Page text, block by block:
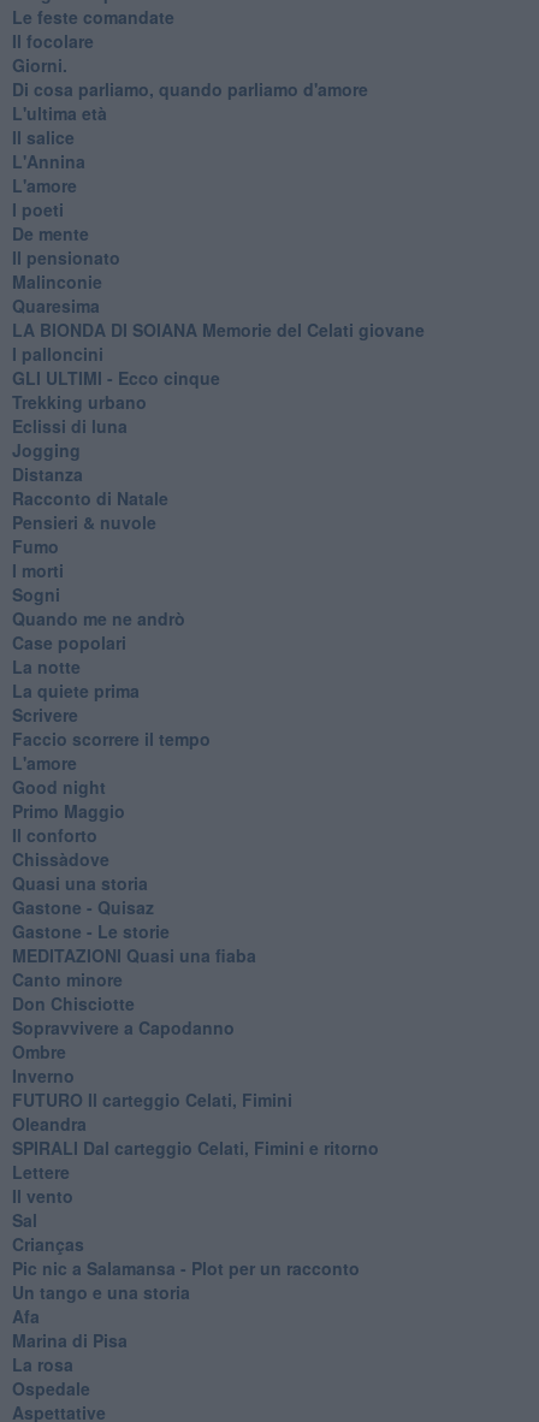
Le feste comandate
Il focolare
Giorni.
Di cosa parliamo, quando parliamo d'amore
L'ultima età
Il salice
L'Annina
L'amore
I poeti
De mente
Il pensionato
Malinconie
Quaresima
LA BIONDA DI SOIANA Memorie del Celati giovane
I palloncini
GLI ULTIMI - Ecco cinque
Trekking urbano
Eclissi di luna
Jogging
Distanza
Racconto di Natale
Pensieri & nuvole
Fumo
I morti
Sogni
Quando me ne andrò
Case popolari
La notte
La quiete prima
Scrivere
Faccio scorrere il tempo
L'amore
Good night
Primo Maggio
Il conforto
Chissàdove
Quasi una storia
Gastone - Quisaz
Gastone - Le storie
MEDITAZIONI Quasi una fiaba
Canto minore
Don Chisciotte
Sopravvivere a Capodanno
Ombre
Inverno
FUTURO Il carteggio Celati, Fimini
Oleandra
SPIRALI Dal carteggio Celati, Fimini e ritorno
Lettere
Il vento
Sal
Crianças
Pic nic a Salamansa - Plot per un racconto
Un tango e una storia
Afa
Marina di Pisa
La rosa
Ospedale
Aspettative